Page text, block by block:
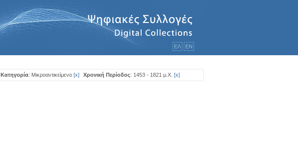
ΕΛ ΕΝ
Κατηγορία: Μικροαντικείμενο [x] Χρονική Περίοδος: 1453 - 1821 μ.Χ. [x]